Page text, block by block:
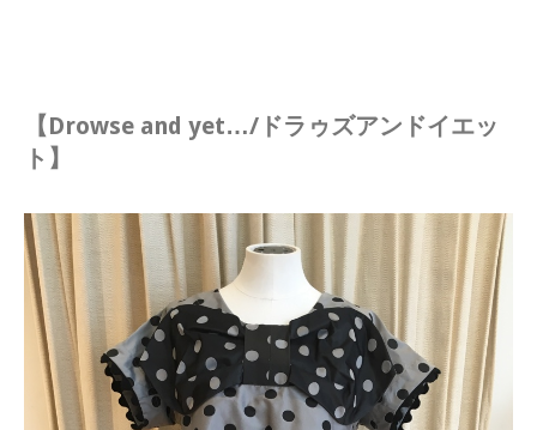
【Drowse and yet…/ドラゥズアンドイエッ
ト】